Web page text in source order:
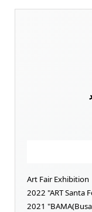
Art Fair Exhibition
2022 "ART Santa
2021